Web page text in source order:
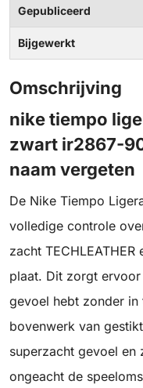
Gepubliceerd
Bijgewerkt
Omschrijving
nike tiempo
zwart ir2867-
naam vergeten
De Nike Tiempo
volledige controle
zacht
plaat. Dit zorgt
gevoel hebt zonder
bovenwerk van
superzacht gevoel en
ongeacht de